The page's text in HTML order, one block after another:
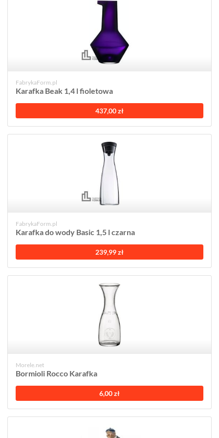
FabrykaForm.pl
Karafka Beak 1,4 l fioletowa
437,00 zł
FabrykaForm.pl
Karafka do wody Basic 1,5 l czarna
239,99 zł
Morele.net
Bormioli Rocco Karafka
6,00 zł